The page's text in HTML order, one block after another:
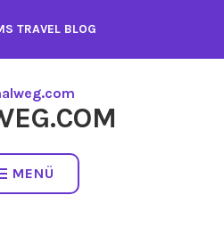
TRAVEL BLOG
MENÜ